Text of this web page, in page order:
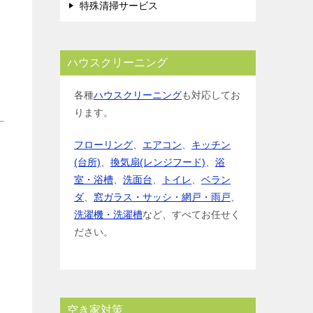
特殊清掃サービス
ハウスクリーニング
各種ハウスクリーニングも対応してお
ります。
フローリング エアコン
キッチン
(台所)
換気扇(レンジフード)
浴
室・浴槽
洗面台 トイレ
ベラン
ダ
窓ガラス・サッシ・網戸・雨戸
洗濯機・洗濯槽など、すべてお任せく
ださい。
空き家対策